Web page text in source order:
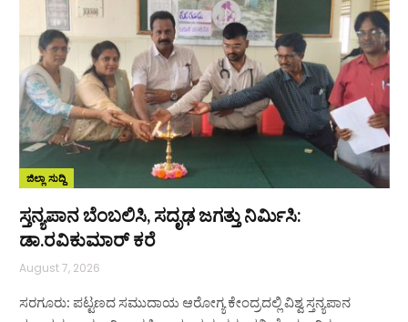
ಜಿಲ್ಲಾ ಸುದ್ದಿ
ಸ್ತನ್ಯಪಾನ ಬೆಂಬಲಿಸಿ, ಸದೃಢ ಜಗತ್ತು ನಿರ್ಮಿಸಿ:
ಡಾ.ರವಿಕುಮಾರ್ ಕರೆ
August 7, 2026
ಸರಗೂರು: ಪಟ್ಟಣದ ಸಮುದಾಯ ಆರೋಗ್ಯ ಕೇಂದ್ರದಲ್ಲಿ ವಿಶ್ವ ಸ್ತನ್ಯಪಾನ